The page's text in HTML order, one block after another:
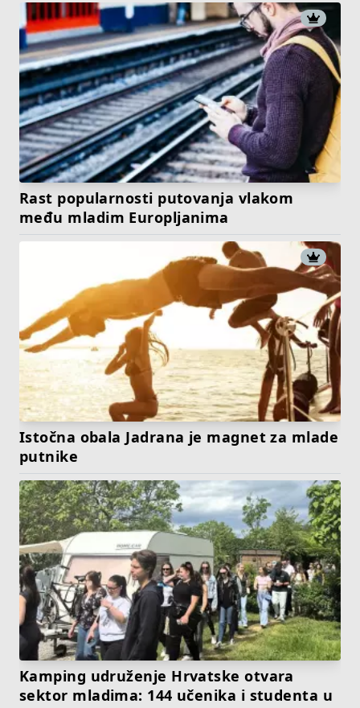
Rast popularnosti putovanja vlakom
među mladim Europljanima
Istočna obala Jadrana je magnet za mlade
putnike
Kamping udruženje Hrvatske otvara
sektor mladima: 144 učenika i studenta u